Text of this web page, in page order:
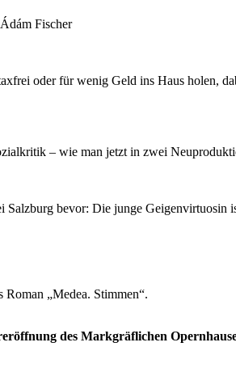
Fischer
oder für wenig Geld ins Haus holen,
– wie man jetzt in zwei
bevor: Die junge Geigenvirtuosin
„Medea. Stimmen“.
des Markgräflichen